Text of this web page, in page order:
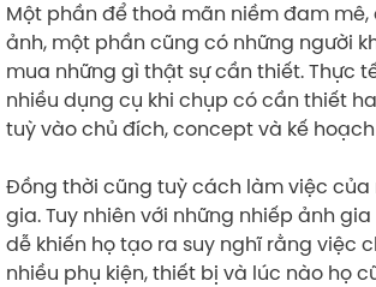
Một phần để thoả mãn niềm đam
ảnh, một phần cũng có những người
mua những gì thật sự cần thiết. Thực
nhiều dụng cụ khi chụp có cần thiết
tuỳ vào chủ đích, concept và kế
Đồng thời cũng tuỳ cách làm việc của
gia. Tuy nhiên với những nhiếp ảnh
dễ khiến họ tạo ra suy nghĩ rằng việc
nhiều phụ kiện, thiết bị và lúc nào họ